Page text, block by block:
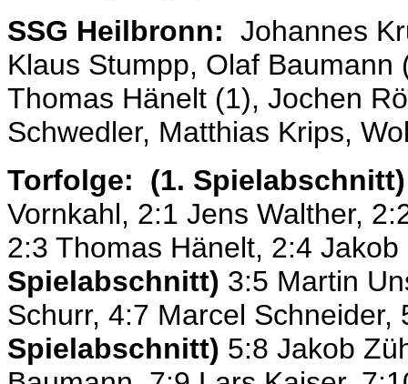
SSG Heilbronn: Johannes
Klaus Stumpp, Olaf
Thomas Hänelt (1), Jochen
Schwedler, Matthias Krips,
Torfolge: (1.
Vornkahl, 2:1 Jens Walther,
2:3 Thomas Hänelt, 2:4
Spielabschnitt) 3:5 Martin
Schurr, 4:7 Marcel
Spielabschnitt) 5:8 Jakob